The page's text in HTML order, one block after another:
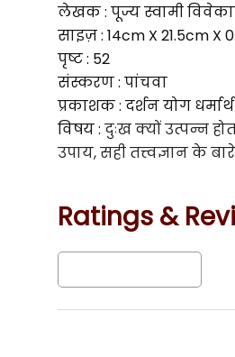
लेखक : पूज्य स्वामी
साइज़ : 14cm X 21.5cm X
पृष्ट : 52
संस्करण : पांचवा
प्रकाशक : दर्शन योग
विषय : दुःख क्यों उत्पन्न
उपाय, सही तत्त्वज्ञान के
Ratings &